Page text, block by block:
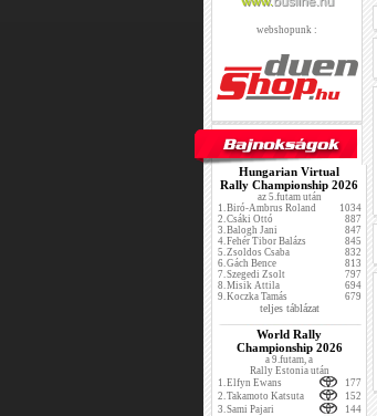
webshopunk :
Hungarian Virtual
Rally Championship 2026
az 5.futam után
1.Biró-Ambrus Roland
1034
2.Csáki Ottó
887
3.Balogh Jani
847
4.Fehér Tibor Balázs
845
5.Zsoldos Csaba
832
6.Gách Bence
813
7.Szegedi Zsolt
797
8.Misik Attila
694
9.Koczka Tamás 679
teljes táblázat
World Rally
Championship 2026
a 9.futam, a
Rally Estonia után
1.Elfyn Ewans
177
2.Takamoto Katsuta
152
3.Sami Pajari
144